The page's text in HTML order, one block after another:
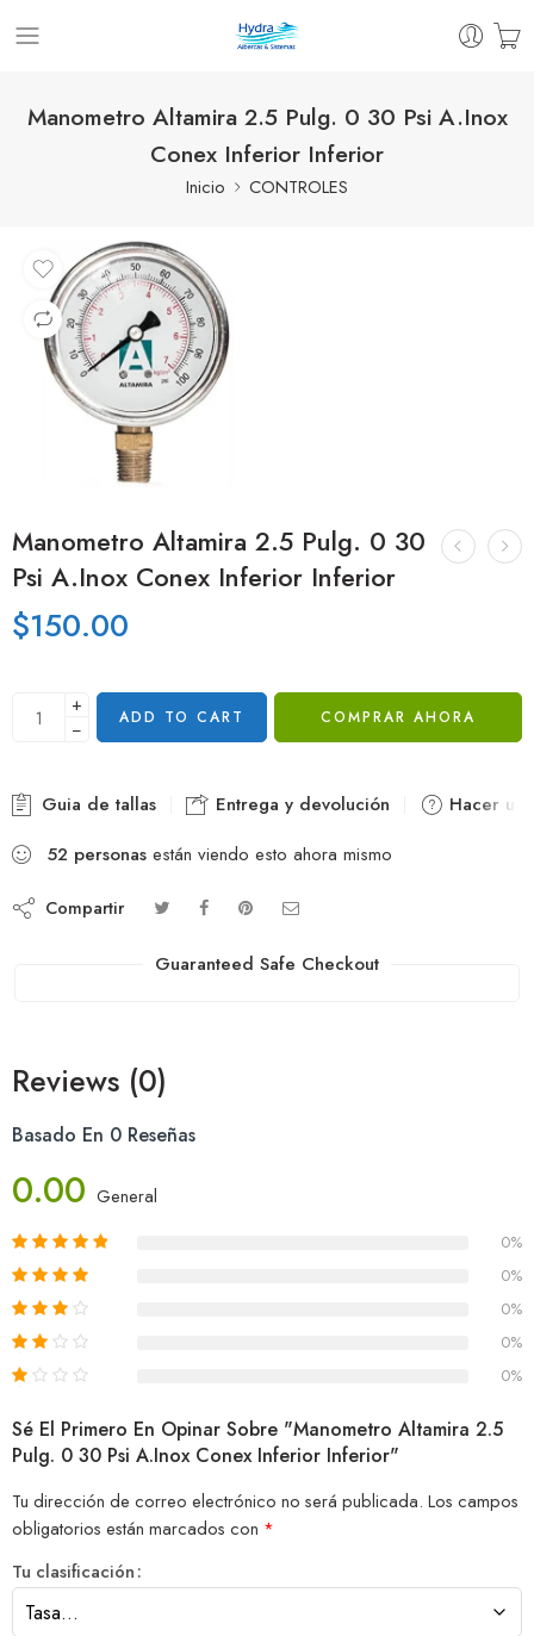
Manometro Altamira 2.5 Pulg. 0 30 Psi A.Inox
Conex Inferior Inferior
Inicio CONTROLES
Manometro Altamira 2.5 Pulg. 0 30
Psi A.Inox Conex Inferior Inferior
$150.00
+
−
ADD TO CART COMPRAR AHORA
Guia de tallas Entrega y devolución
Hacer
52 personas están viendo esto ahora mismo
Compartir
Guaranteed Safe Checkout
Reviews (0)
Basado En 0 Reseñas
0.00 General
0%
0%
0%
0%
0%
Sé El Primero En Opinar Sobre "Manometro Altamira 2.5
Pulg. 0 30 Psi A.Inox Conex Inferior Inferior"
Tu dirección de correo electrónico no será publicada. Los campos
obligatorios están marcados con *
Tu clasificación